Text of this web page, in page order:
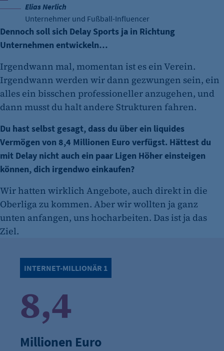
Elias Nerlich
Unternehmer und Fußball-Influencer
Dennoch soll sich Delay Sports ja in Richtung
Unternehmen entwickeln…
Irgendwann mal, momentan ist es ein Verein.
Irgendwann werden wir dann gezwungen sein, ein
alles ein bisschen professioneller anzugehen, und
dann musst du halt andere Strukturen fahren.
Du hast selbst gesagt, dass du über ein liquides
Vermögen von 8,4 Millionen Euro verfügst. Hättest du
mit Delay nicht auch ein paar Ligen Höher einsteigen
können, dich irgendwo einkaufen?
Wir hatten wirklich Angebote, auch direkt in die
Oberliga zu kommen. Aber wir wollten ja ganz
unten anfangen, uns hocharbeiten. Das ist ja das
Ziel.
INTERNET-MILLIONÄR 1
8,4
Millionen Euro